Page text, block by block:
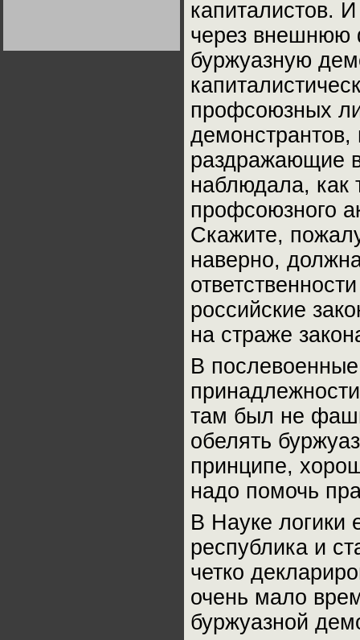
капиталистов.
через внешнюю
буржуазную
профсоюзных
раздражающие
наблюдала, как
профсоюзного
Скажите,
наверно,
российские
на страже
В
там был не
обелять
принципе,
надо помочь
В Науке логики
республика и
четко
очень мало
буржуазной